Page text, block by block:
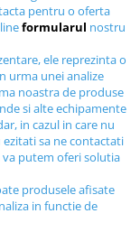
pentru o oferta
formularul nostru
ele reprezinta o
urma unei analize
noastra de produse
si alte echipamente
in cazul in care nu
sa ne contactati
putem oferi solutia
produsele afisate
in functie de